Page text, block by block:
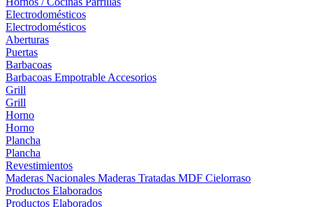
Electrodomésticos
Electrodomésticos
Aberturas
Puertas
Barbacoas
Barbacoas Empotrable Accesorios
Grill
Grill
Horno
Horno
Plancha
Plancha
Revestimientos
Maderas Nacionales Maderas Tratadas MDF Cielorraso
Productos Elaborados
Productos Elaborados